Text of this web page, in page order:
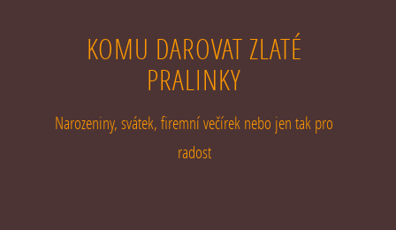
KOMU DAROVAT ZLATÉ
PRALINKY
Narozeniny, svátek, firemní večírek nebo jen tak pro
radost